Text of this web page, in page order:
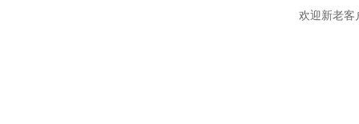
欢迎新老客